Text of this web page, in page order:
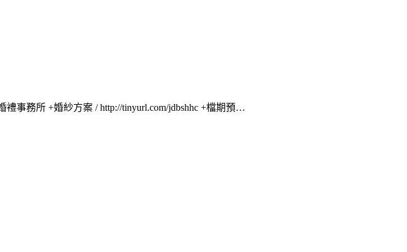
禮事務所 +婚紗方案 / http://tinyurl.com/jdbshhc +檔期預…